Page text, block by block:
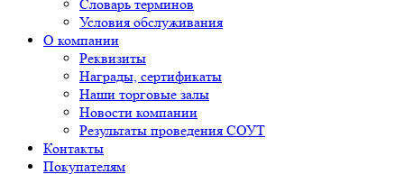
Словарь терминов
Условия обслуживания
О компании
Реквизиты
Награды, сертификаты
Наши торговые залы
Новости компании
Результаты проведения СОУТ
Контакты
Покупателям